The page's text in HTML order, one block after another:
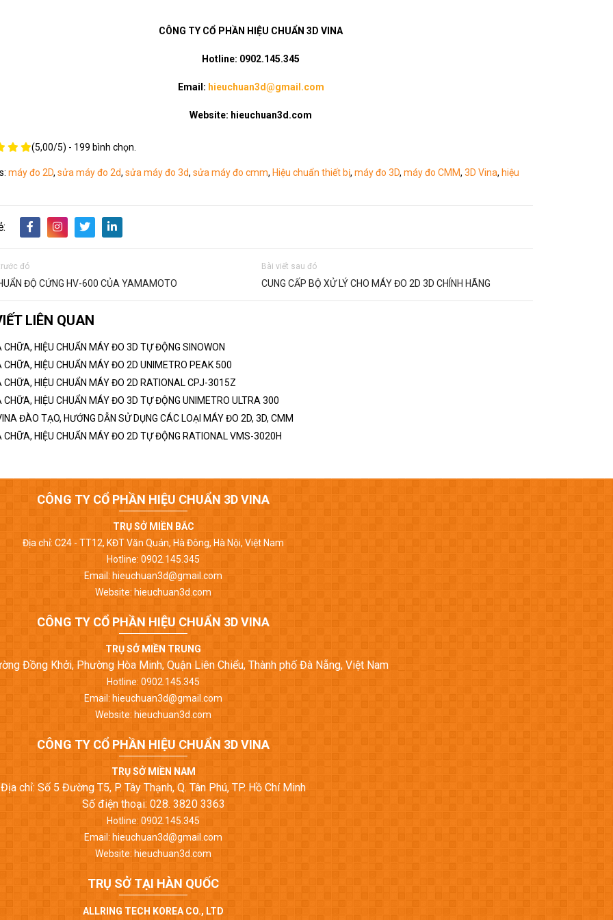
CÔNG TY CỔ PHẦN HIỆU CHUẨN 3D VINA
Hotline: 0902.145.345
Email: hieuchuan3d@gmail.com
Website: hieuchuan3d.com
(5,00/5) - 199 bình chọn.
máy đo 2D, sửa máy đo 2d, sửa máy đo 3d, sửa máy đo cmm, Hiệu chuẩn thiết bị, máy đo 3D, máy đo CMM, 3D Vina, hiệu
đó
ĐỘ CỨNG HV-600 CỦA YAMAMOTO
Bài viết sau đó
CUNG CẤP BỘ XỬ LÝ CHO MÁY ĐO 2D 3D CHÍNH HÃNG
LIÊN QUAN
CHỮA, HIỆU CHUẨN MÁY ĐO 3D TỰ ĐỘNG SINOWON
CHỮA, HIỆU CHUẨN MÁY ĐO 2D UNIMETRO PEAK 500
CHỮA, HIỆU CHUẨN MÁY ĐO 2D RATIONAL CPJ-3015Z
CHỮA, HIỆU CHUẨN MÁY ĐO 3D TỰ ĐỘNG UNIMETRO ULTRA 300
ĐÀO TẠO, HƯỚNG DẪN SỬ DỤNG CÁC LOẠI MÁY ĐO 2D, 3D, CMM
CHỮA, HIỆU CHUẨN MÁY ĐO 2D TỰ ĐỘNG RATIONAL VMS-3020H
CÔNG TY CỔ PHẦN HIỆU CHUẨN 3D VINA
TRỤ SỞ MIỀN BẮC
Địa chỉ: C24 - TT12, KĐT Văn Quán, Hà Đông, Hà Nội, Việt Nam
Hotline: 0902.145.345
Email: hieuchuan3d@gmail.com
Website: hieuchuan3d.com
CÔNG TY CỔ PHẦN HIỆU CHUẨN 3D VINA
TRỤ SỞ MIỀN TRUNG
Đồng Khởi, Phường Hòa Minh, Quận Liên Chiểu, Thành phố Đà Nẵng, Việt Nam
Hotline: 0902.145.345
Email: hieuchuan3d@gmail.com
Website: hieuchuan3d.com
CÔNG TY CỔ PHẦN HIỆU CHUẨN 3D VINA
TRỤ SỞ MIỀN NAM
Địa chỉ: Số 5 Đường T5, P. Tây Thạnh, Q. Tân Phú, TP. Hồ Chí Minh
Số điện thoại: 028. 3820 3363
Hotline: 0902.145.345
Email: hieuchuan3d@gmail.com
Website: hieuchuan3d.com
TRỤ SỞ TẠI HÀN QUỐC
ALLRING TECH KOREA CO., LTD